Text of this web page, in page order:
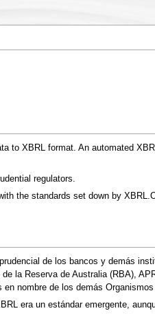
to XBRL format. An automated
regulators.
the standards set down by
de los bancos y demás
la Reserva de Australia (RBA),
nombre de los demás
era un estándar emergente,